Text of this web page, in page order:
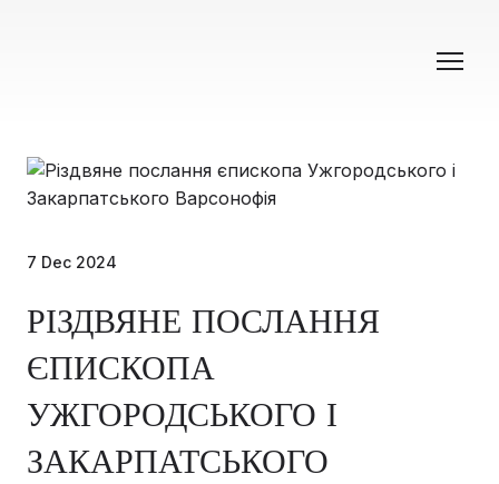
7 Dec 2024
РІЗДВЯНЕ ПОСЛАННЯ
ЄПИСКОПА
УЖГОРОДСЬКОГО І
ЗАКАРПАТСЬКОГО